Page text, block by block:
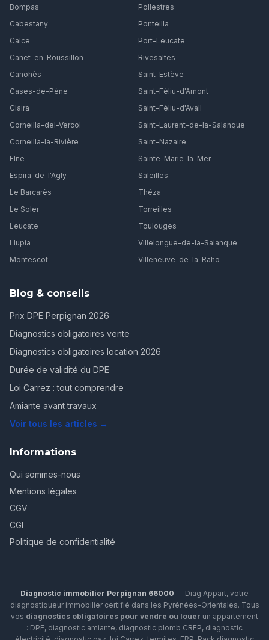
Bompas
Cabestany
Calce
Canet-en-Roussillon
Canohès
Cases-de-Pène
Claira
Corneilla-del-Vercol
Corneilla-la-Rivière
Elne
Espira-de-l'Agly
Le Barcarès
Le Soler
Leucate
Llupia
Montescot
Pollestres
Ponteilla
Port-Leucate
Rivesaltes
Saint-Estève
Saint-Féliu-d'Amont
Saint-Féliu-d'Avall
Saint-Laurent-de-la-Salanque
Saint-Nazaire
Sainte-Marie-la-Mer
Saleilles
Théza
Torreilles
Toulouges
Villelongue-de-la-Salanque
Villeneuve-de-la-Raho
Blog & conseils
Prix DPE Perpignan 2026
Diagnostics obligatoires vente
Diagnostics obligatoires location 2026
Durée de validité du DPE
Loi Carrez : tout comprendre
Amiante avant travaux
Voir tous les articles →
Informations
Qui sommes-nous
Mentions légales
CGV
CGI
Politique de confidentialité
Diagnostic immobilier Perpignan 66000 — Diag Appart, votre
diagnostiqueur immobilier certifié dans les Pyrénées-Orientales. Tous
vos diagnostics obligatoires pour vendre ou louer un appartement
: DPE, diagnostic amiante, diagnostic plomb CREP, diagnostic